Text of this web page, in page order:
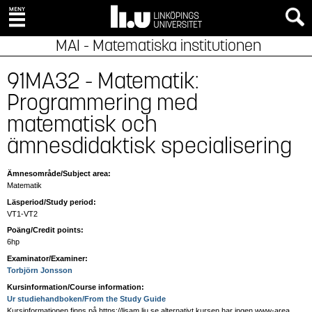
MAI - Matematiska institutionen
91MA32 - Matematik:
Programmering med
matematisk och
ämnesdidaktisk specialisering
Ämnesområde/Subject area:
Matematik
Läsperiod/Study period:
VT1-VT2
Poäng/Credit points:
6hp
Examinator/Examiner:
Torbjörn Jonsson
Kursinformation/Course information:
Ur studiehandboken/From the Study Guide